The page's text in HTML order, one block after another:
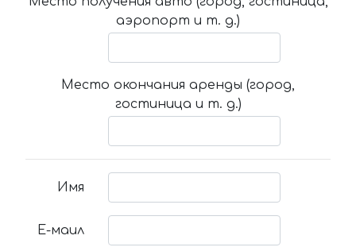
аэропорт и т. д.)
Место окончания аренды (город,
гостиница и т. д.)
Имя
Е-маил